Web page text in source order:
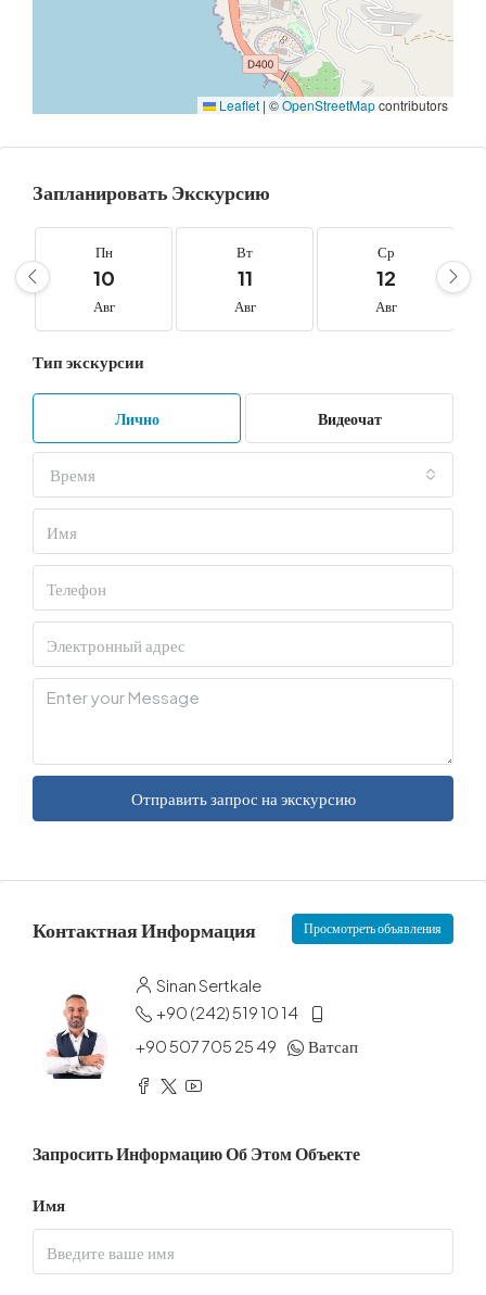
Leaflet | ©OpenStreetMapcontributors
Запланировать Экскурсию
Пн
10
Авг
Вт
11
Авг
Ср
12
Авг
Тип экскурсии
Лично Видеочат
Время
Отправить запрос на экскурсию
Контактная Информация Просмотреть объявления
Sinan Sertkale
+90 (242) 519 10 14
+90 507 705 25 49
Ватсап
Запросить Информацию Об Этом Объекте
Имя